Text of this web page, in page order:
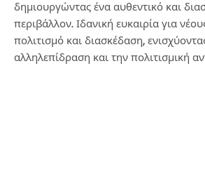
δημιουργώντας ένα αυθεντικό και
περιβάλλον. Ιδανική ευκαιρία για
πολιτισμό και διασκέδαση,
αλληλεπίδραση και την πολιτισμική